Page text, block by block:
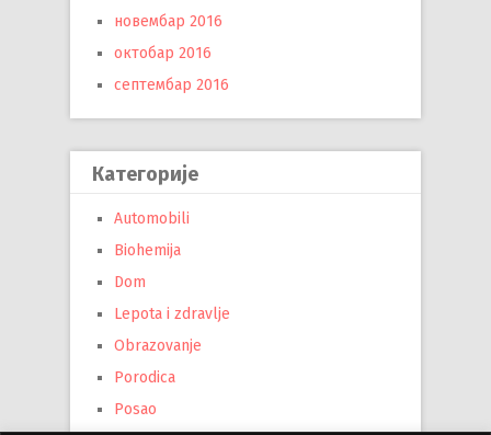
новембар 2016
октобар 2016
септембар 2016
Категорије
Automobili
Biohemija
Dom
Lepota i zdravlje
Obrazovanje
Porodica
Posao